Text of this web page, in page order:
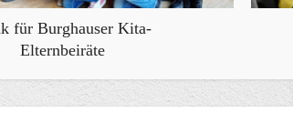
für Burghauser Kita-
Elternbeiräte